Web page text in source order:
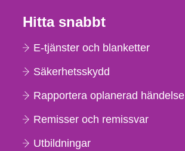
Hitta snabbt
E-tjänster och blanketter
Säkerhetsskydd
Rapportera oplanerad händelse
Remisser och remissvar
Utbildningar